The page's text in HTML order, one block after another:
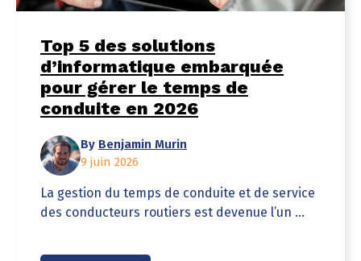
Top 5 des solutions
d’informatique embarquée
pour gérer le temps de
conduite en 2026
By Benjamin Murin
9 juin 2026
La gestion du temps de conduite et de service
des conducteurs routiers est devenue l’un ...